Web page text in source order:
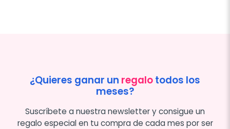
¿Quieres ganar un regalotodos los
meses?
Suscríbete a nuestra newsletter y consigue un
regalo especial en tu compra de cada mes por ser